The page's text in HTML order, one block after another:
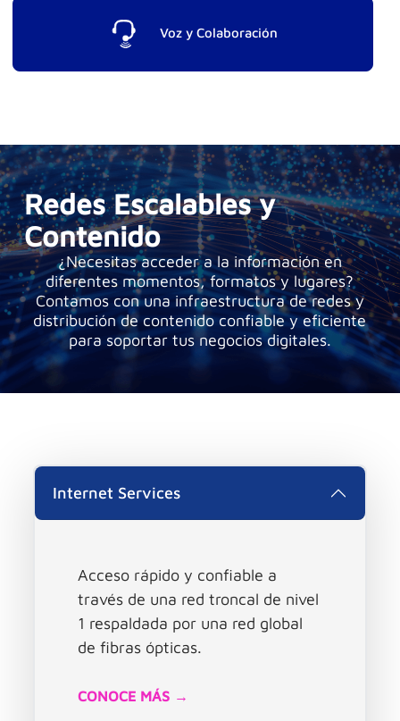
Voz y Colaboración
Redes Escalables y
Contenido
¿Necesitas acceder a la información en
diferentes momentos, formatos y lugares?
Contamos con una infraestructura de redes y
distribución de contenido confiable y eficiente
para soportar tus negocios digitales.
Internet Services
Acceso rápido y confiable a
través de una red troncal de nivel
1 respaldada por una red global
de fibras ópticas.
CONOCE MÁS →